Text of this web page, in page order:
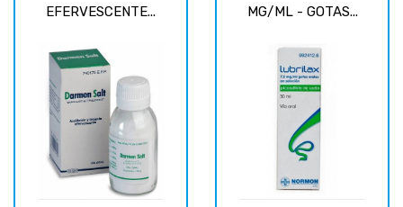
EFERVESCENTE...
MG/ML - GOTAS...